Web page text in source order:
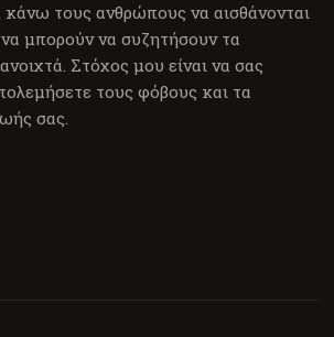
τους ανθρώπους να αισθάνονται
μπορούν να συζητήσουν τα
Στόχος μου είναι να σας
τους φόβους και τα
σας.